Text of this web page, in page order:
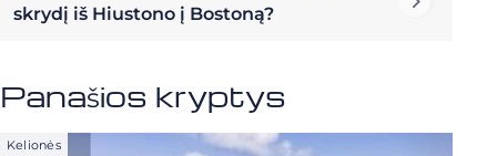
skrydį iš Hiustono į Bostoną?
Panašios kryptys
Kelionės